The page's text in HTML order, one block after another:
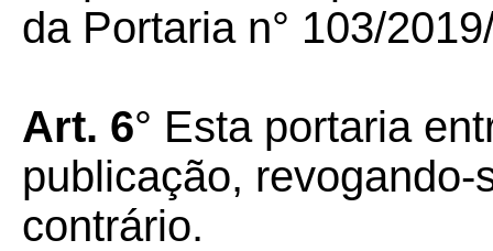
da Portaria n° 103/
Art. 6° Esta portaria
publicação,
contrário.